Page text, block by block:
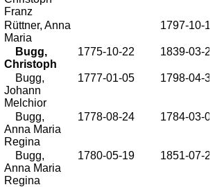
Franz
Rüttner, Anna
Maria
1797-10-
Bugg,
Christoph
1775-10-22 1839-03-
Bugg,
Johann
Melchior
1777-01-05 1798-04-
Bugg,
Anna Maria
Regina
1778-08-24 1784-03-
Bugg,
Anna Maria
Regina
1780-05-19 1851-07-